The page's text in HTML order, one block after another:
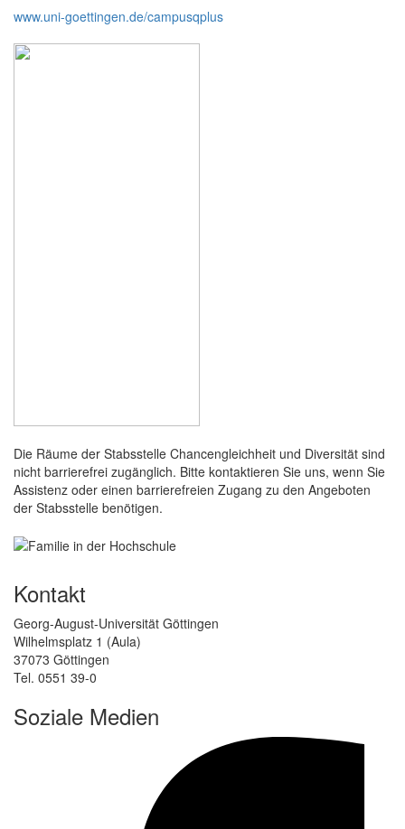
www.uni-goettingen.de/campusqplus
Die Räume der Stabsstelle Chancengleichheit und Diversität sind
nicht barrierefrei zugänglich. Bitte kontaktieren Sie uns, wenn Sie
Assistenz oder einen barrierefreien Zugang zu den Angeboten
der Stabsstelle benötigen.
Kontakt
Georg-August-Universität Göttingen
Wilhelmsplatz 1 (Aula)
37073 Göttingen
Tel. 0551 39-0
Soziale Medien